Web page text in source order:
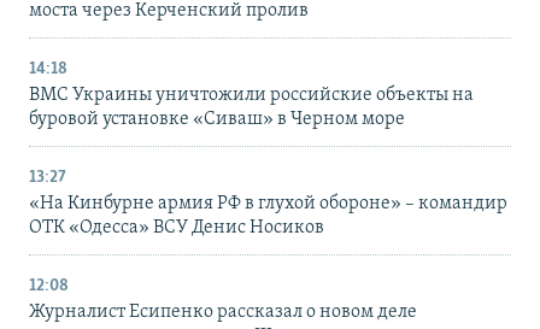
моста через Керченский пролив
14:18
ВМС Украины уничтожили российские объекты на
буровой установке «Сиваш» в Черном море
13:27
«На Кинбурне армия РФ в глухой обороне» – командир
ОТК «Одесса» ВСУ Денис Носиков
12:08
Журналист Есипенко рассказал о новом деле